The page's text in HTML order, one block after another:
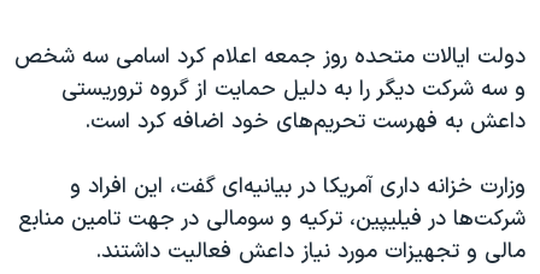
قانون شفافیت دارائی کادر رهبری ایران
اعتراضات مردمی آبان ۹۸
اسرائیل در جنگ
نرگس محمدی برنده جایزه نوبل صلح
همایش محافظه‌کاران آمریکا «سی‌پک»
صفحه‌های ویژه
دولت ایالات متحده روز جمعه اعلام کرد اسامی سه شخص
و سه شرکت دیگر را به دلیل حمایت از گروه تروریستی
داعش به فهرست تحریم‌های خود اضافه کرد است.
وزارت خزانه داری آمریکا در بیانیه‌ای گفت، این افراد و
شرکت‌ها در فیلیپین، ترکیه و سومالی در جهت تامین منابع
مالی و تجهیزات مورد نیاز داعش فعالیت داشتند.